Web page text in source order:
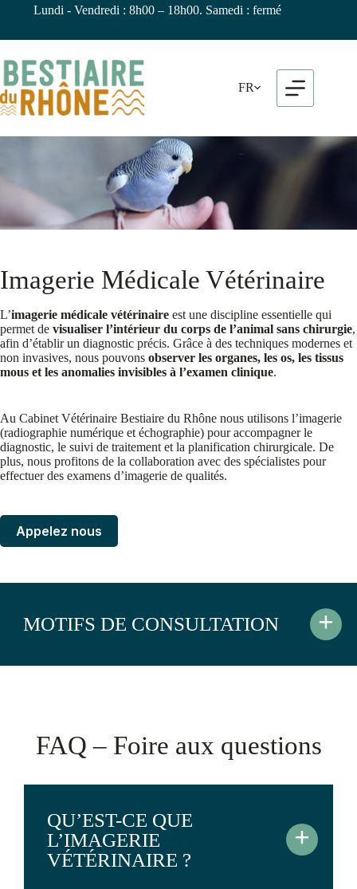
Lundi - Vendredi : 8h00 – 18h00. Samedi : fermé
FR
Imagerie Médicale Vétérinaire
L’imagerie médicale vétérinaire est une discipline essentielle qui
permet de visualiser l’intérieur du corps de l’animal sans chirurgie,
afin d’établir un diagnostic précis. Grâce à des techniques modernes et
non invasives, nous pouvons observer les organes, les os, les tissus
mous et les anomalies invisibles à l’examen clinique.
Au Cabinet Vétérinaire Bestiaire du Rhône nous utilisons l’imagerie
(radiographie numérique et échographie) pour accompagner le
diagnostic, le suivi de traitement et la planification chirurgicale. De
plus, nous profitons de la collaboration avec des spécialistes pour
effectuer des examens d’imagerie de qualités.
Appelez nous
MOTIFS DE CONSULTATION +
FAQ – Foire aux questions
QU’EST-CE QUE
L’IMAGERIE
VÉTÉRINAIRE ?
+